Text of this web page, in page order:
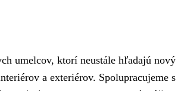
umelcov, ktorí neustále hľadajú nový
a exteriérov. Spolupracujeme s